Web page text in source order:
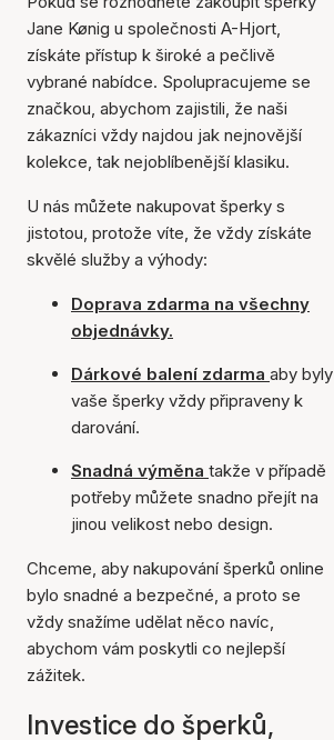
Jane Kønig u společnosti A-Hjort,
získáte přístup k široké a pečlivě
vybrané nabídce. Spolupracujeme se
značkou, abychom zajistili, že naši
zákazníci vždy najdou jak nejnovější
kolekce, tak nejoblíbenější klasiku.
U nás můžete nakupovat šperky s
jistotou, protože víte, že vždy získáte
skvělé služby a výhody:
Doprava zdarma na všechny
objednávky.
Dárkové balení zdarma aby byly
vaše šperky vždy připraveny k
darování.
Snadná výměna takže v případě
potřeby můžete snadno přejít na
jinou velikost nebo design.
Chceme, aby nakupování šperků online
bylo snadné a bezpečné, a proto se
vždy snažíme udělat něco navíc,
abychom vám poskytli co nejlepší
zážitek.
Investice do šperků,